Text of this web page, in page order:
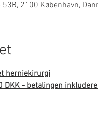
53B, 2100 København,
herniekirurgi
DKK - betalingen